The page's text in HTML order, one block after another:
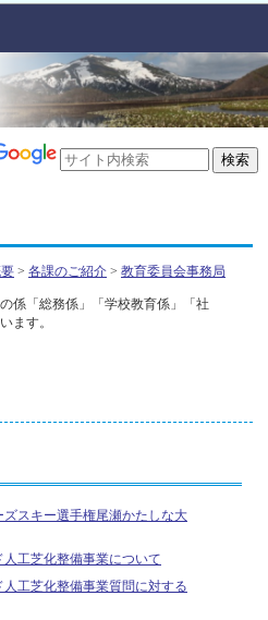
> 各課のご紹介 > 教育委員会事務局
係「総務係」「学校教育係」「社
ます。
スキー選手権尾瀬かたしな大
工芝化整備事業について
工芝化整備事業質問に対する